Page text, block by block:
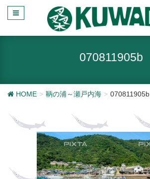
070811905b
HOME 鞆の浦～瀬戸内海 070811905b